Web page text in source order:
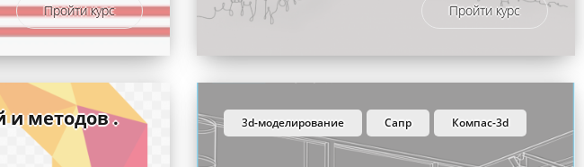
Пройти курс Пройти курс
и методов . 3d-моделирование сапр компас-3d